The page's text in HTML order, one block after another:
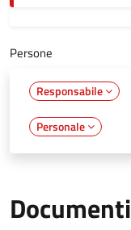
Persone
Responsabile
Personale
Documenti